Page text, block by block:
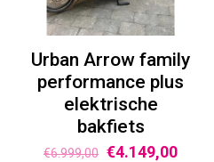
Urban Arrow family
performance plus
elektrische
bakfiets
€6.999,00 €4.149,00